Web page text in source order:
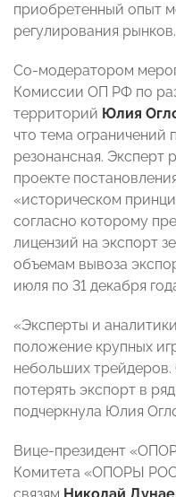
приобретенный опыт
регулирования рынков.
Со-модератором
Комиссии ОП РФ по
территорий Юлия
что тема ограничений
резонансная. Эксперт
проекте
«историческом
согласно которому
лицензий на экспорт
объемам вывоза
июля по 31 декабря
«Эксперты и
положение крупных
небольших
потерять экспорт в
подчеркнула Юлия
Вице-президент
Комитета «ОПОРЫ